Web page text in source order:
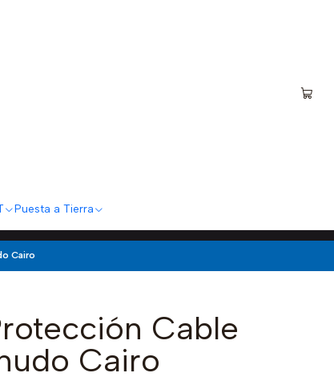
Puesta a Tierra
Cairo
Cable
Cairo